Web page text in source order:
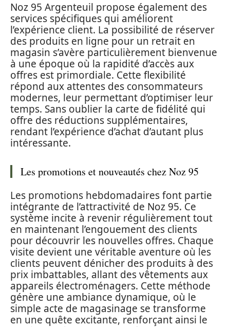
Noz 95 Argenteuil propose également des
services spécifiques qui améliorent
l’expérience client. La possibilité de réserver
des produits en ligne pour un retrait en
magasin s’avère particulièrement bienvenue
à une époque où la rapidité d’accès aux
offres est primordiale. Cette flexibilité
répond aux attentes des consommateurs
modernes, leur permettant d’optimiser leur
temps. Sans oublier la carte de fidélité qui
offre des réductions supplémentaires,
rendant l’expérience d’achat d’autant plus
intéressante.
Les promotions et nouveautés chez Noz 95
Les promotions hebdomadaires font partie
intégrante de l’attractivité de Noz 95. Ce
système incite à revenir régulièrement tout
en maintenant l’engouement des clients
pour découvrir les nouvelles offres. Chaque
visite devient une véritable aventure où les
clients peuvent dénicher des produits à des
prix imbattables, allant des vêtements aux
appareils électroménagers. Cette méthode
génère une ambiance dynamique, où le
simple acte de magasinage se transforme
en une quête excitante, renforçant ainsi le